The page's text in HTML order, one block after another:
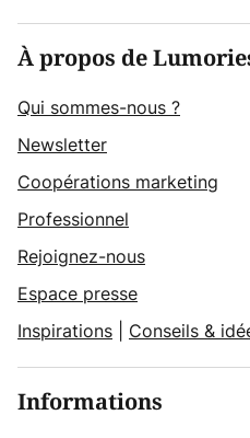
À propos de
Qui sommes-nous ?
Newsletter
Coopérations marketing
Professionnel
Rejoignez-nous
Espace presse
Inspirations
Conseils &
Informations